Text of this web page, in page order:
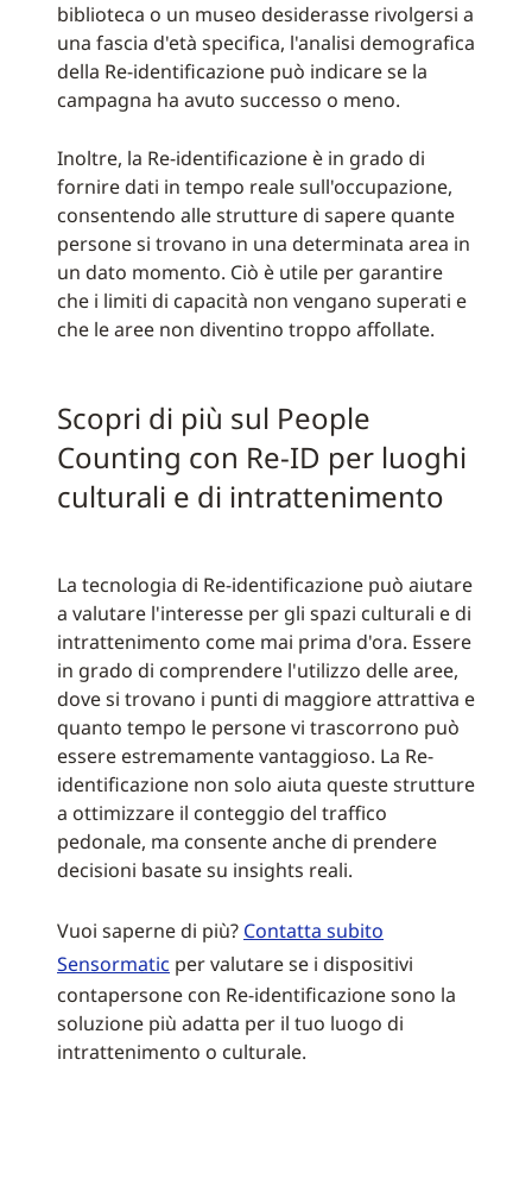
biblioteca o un museo desiderasse rivolgersi a
una fascia d'età specifica, l'analisi demografica
della Re-identificazione può indicare se la
campagna ha avuto successo o meno.
Inoltre, la Re-identificazione è in grado di
fornire dati in tempo reale sull'occupazione,
consentendo alle strutture di sapere quante
persone si trovano in una determinata area in
un dato momento. Ciò è utile per garantire
che i limiti di capacità non vengano superati e
che le aree non diventino troppo affollate.
Scopri di più sul People
Counting con Re-ID per luoghi
culturali e di intrattenimento
La tecnologia di Re-identificazione può aiutare
a valutare l'interesse per gli spazi culturali e di
intrattenimento come mai prima d'ora. Essere
in grado di comprendere l'utilizzo delle aree,
dove si trovano i punti di maggiore attrattiva e
quanto tempo le persone vi trascorrono può
essere estremamente vantaggioso. La Re-
identificazione non solo aiuta queste strutture
a ottimizzare il conteggio del traffico
pedonale, ma consente anche di prendere
decisioni basate su insights reali.
Vuoi saperne di più? Contatta subito
Sensormatic per valutare se i dispositivi
contapersone con Re-identificazione sono la
soluzione più adatta per il tuo luogo di
intrattenimento o culturale.